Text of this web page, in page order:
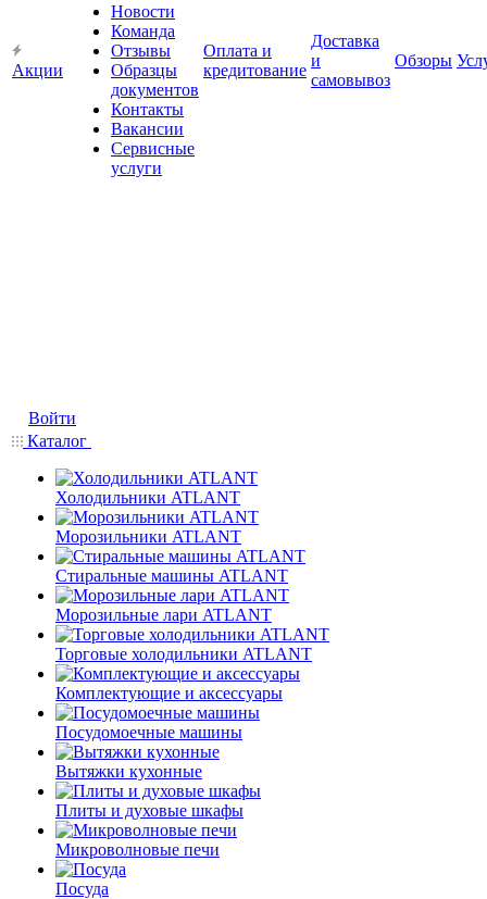
Акции
Новости
Команда
Отзывы
Образцы
документов
Контакты
Вакансии
Сервисные
услуги
Оплата и
кредитование
Доставка
и
самовывоз
Обзоры
Войти
Каталог
Холодильники ATLANT
Морозильники ATLANT
Стиральные машины ATLANT
Морозильные лари ATLANT
Торговые холодильники ATLANT
Комплектующие и аксессуары
Посудомоечные машины
Вытяжки кухонные
Плиты и духовые шкафы
Микроволновые печи
Посуда